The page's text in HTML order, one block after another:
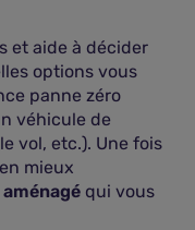
et aide à décider
options vous
panne zéro
véhicule de
vol, etc.). Une fois
mieux
qui vous